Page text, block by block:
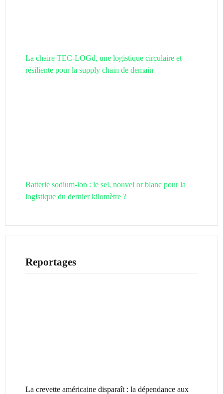
La chaire TEC-LOGd, une logistique circulaire et
résiliente pour la supply chain de demain
Batterie sodium-ion : le sel, nouvel or blanc pour la
logistique du dernier kilomètre ?
Reportages
La crevette américaine disparaît : la dépendance aux